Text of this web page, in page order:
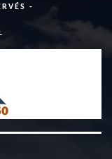
-